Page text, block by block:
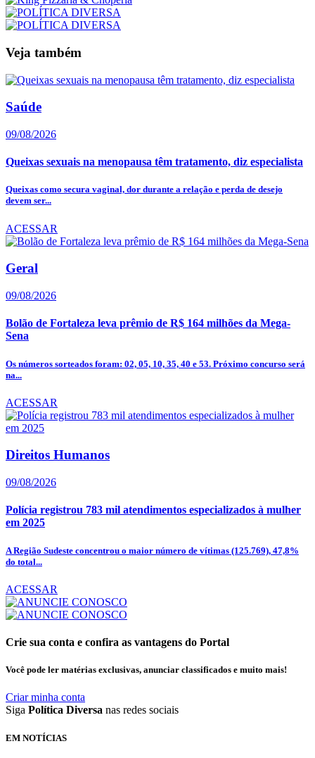
Veja também
Saúde
09/08/2026
Queixas sexuais na menopausa têm tratamento, diz especialista
Queixas como secura vaginal, dor durante a relação e perda de desejo
devem ser...
ACESSAR
Geral
09/08/2026
Bolão de Fortaleza leva prêmio de R$ 164 milhões da Mega-
Sena
Os números sorteados foram: 02, 05, 10, 35, 40 e 53. Próximo concurso será
na...
ACESSAR
Direitos Humanos
09/08/2026
Polícia registrou 783 mil atendimentos especializados à mulher
em 2025
A Região Sudeste concentrou o maior número de vítimas (125.769), 47,8%
do total...
ACESSAR
Crie sua conta e confira as vantagens do Portal
Você pode ler matérias exclusivas, anunciar classificados e muito mais!
Criar minha conta
Siga Política Diversa nas redes sociais
EM NOTÍCIAS